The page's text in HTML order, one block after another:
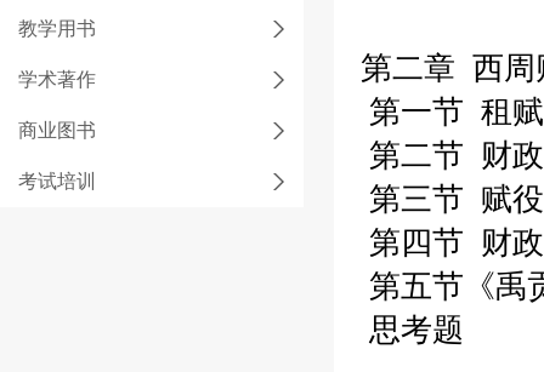
教学用书
学术著作
商业图书
考试培训
第二章 西周
第一节 租
第二节 财
第三节 赋
第四节 财
第五节《禹
思考题